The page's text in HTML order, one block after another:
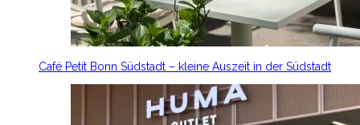
Café Petit Bonn Südstadt – kleine Auszeit in der Südstadt